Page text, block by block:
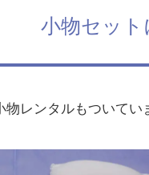
小物セッ
レンタルもついてい